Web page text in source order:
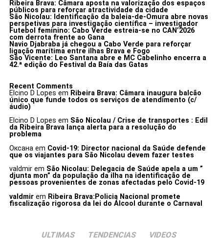
Ribeira Brava: Câmara aposta na valorização dos espaços
públicos para reforçar atractividade da cidade
São Nicolau: Identificação da baleia-de-Omura abre novas
perspetivas para investigação científica – investigador
Futebol feminino: Cabo Verde estreia-se no CAN’2026
com derrota frente ao Gana
Navio Djabraba já chegou a Cabo Verde para reforçar
ligação marítima entre ilhas Brava e Fogo
São Vicente: Leo Santana abre e MC Cabelinho encerra a
42.ª edição do Festival da Baía das Gatas
Recent Comments
Elcino D Lopes em Ribeira Brava: Câmara inaugura balcão
único que funde todos os serviços de atendimento (c/
áudio)
Elcino D Lopes em São Nicolau / Crise de transportes : Edil
da Ribeira Brava lança alerta para a resolução do
problema
Оксанаem Covid-19: Director nacional da Saúde defende
que os viajantes para São Nicolau devem fazer testes
valdmirem São Nicolau: Delegacia de Saúde apela a um ”
djunta mon” da população da ilha na identificação de
pessoas provenientes de zonas afectadas pelo Covid-19
valdmirem Ribeira Brava:Policia Nacional promete
fiscalização rigorosa da lei do Álcool durante o Carnaval
ULTIMAS TENDENCIAS VIDEOS